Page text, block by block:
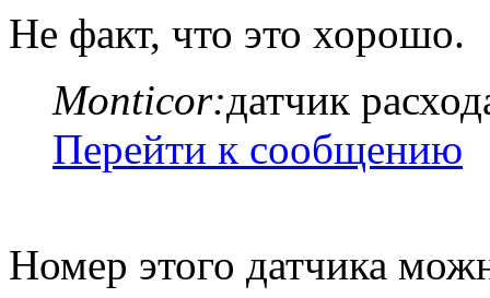
Не факт, что это хорошо.
Monticor:датчик
Перейти к сообщению
Номер этого датчика